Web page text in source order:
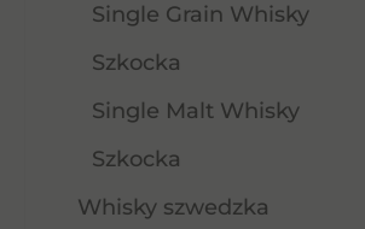
Single Grain Whisky
Szkocka
Single Malt Whisky
Szkocka
Whisky szwedzka